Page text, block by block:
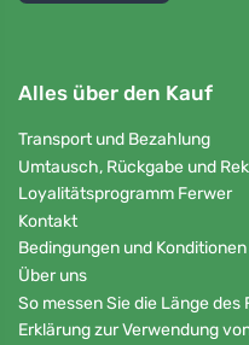
Alles über den Kauf
Transport und Bezahlung
Umtausch, Rückgabe und
Loyalitätsprogramm Ferwer
Kontakt
Bedingungen und Konditionen
Über uns
So messen Sie die Länge des
Erklärung zur Verwendung